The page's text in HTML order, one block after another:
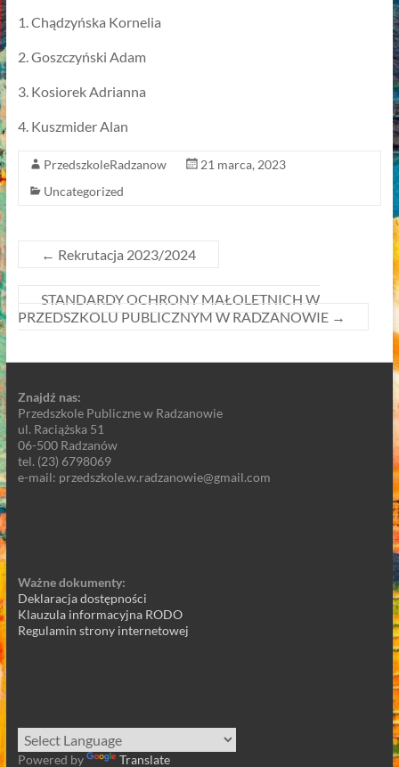
1. Chądzyńska Kornelia
2. Goszczyński Adam
3. Kosiorek Adrianna
4. Kuszmider Alan
PrzedszkoleRadzanow
21 marca, 2023
Uncategorized
← Rekrutacja 2023/2024
STANDARDY OCHRONY MAŁOLETNICH W
PRZEDSZKOLU PUBLICZNYM W RADZANOWIE →
Znajdź nas:
Przedszkole Publiczne w Radzanowie
ul. Raciążska 51
06-500 Radzanów
tel. (23) 6798069
e-mail: przedszkole.w.radzanowie@gmail.com
Ważne dokumenty:
Deklaracja dostępności
Klauzula informacyjna RODO
Regulamin strony internetowej
Powered by Translate